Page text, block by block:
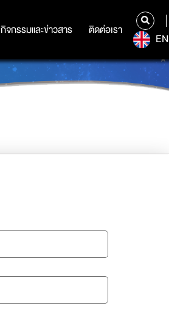
กิจกรรมและข่าวสาร ติดต่อเรา
กิจกรรมและข่าวสาร ติดต่อเรา
EN